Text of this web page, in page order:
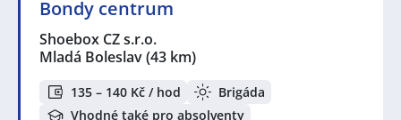
Bondy centrum
Shoebox CZ s.r.o.
Mladá Boleslav(43 km)
135 – 140 Kč / hod
Brigáda
Vhodné také pro absolventy